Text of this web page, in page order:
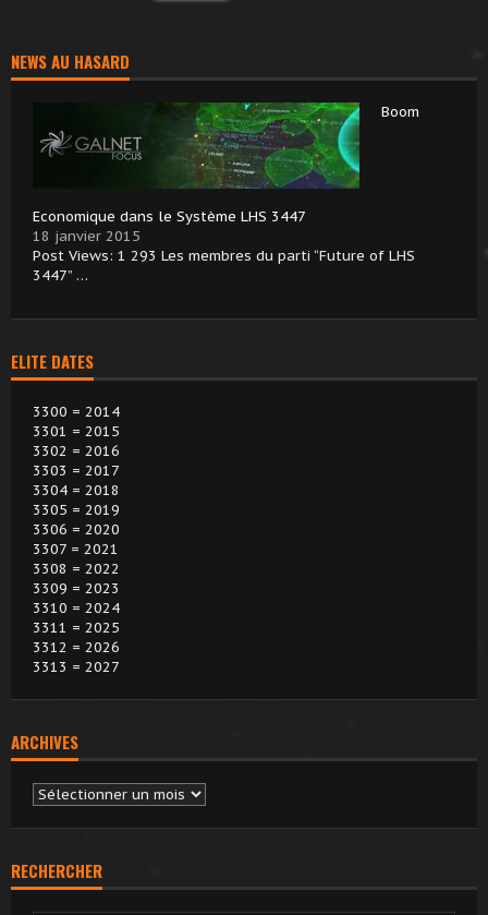
NEWS AU HASARD
Boom
Economique dans le Système LHS 3447
18 janvier 2015
Post Views: 1 293 Les membres du parti “Future of LHS
3447” …
ELITE DATES
3300 = 2014
3301 = 2015
3302 = 2016
3303 = 2017
3304 = 2018
3305 = 2019
3306 = 2020
3307 = 2021
3308 = 2022
3309 = 2023
3310 = 2024
3311 = 2025
3312 = 2026
3313 = 2027
ARCHIVES
Archives
RECHERCHER